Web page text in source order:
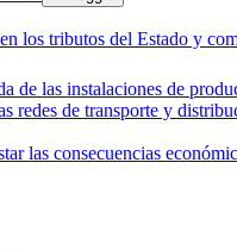
los tributos del Estado y
de las instalaciones de
redes de transporte y
las consecuencias